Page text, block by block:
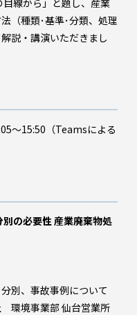
（種類･基準･分類、処理
説・講演いただきまし
～15:50（Teamsによる
別の必要性 産業廃棄物処
別、事故事例について
環境事業部 仙台営業所